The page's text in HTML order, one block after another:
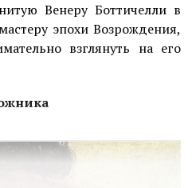
Венеру Боттичелли в
эпохи Возрождения,
взглянуть на его